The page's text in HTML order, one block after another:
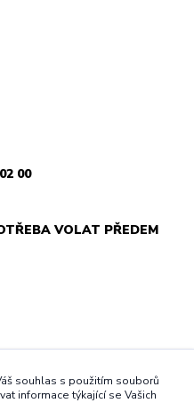
00
VOLAT PŘEDEM
souhlas s použitím souborů
informace týkající se Vašich